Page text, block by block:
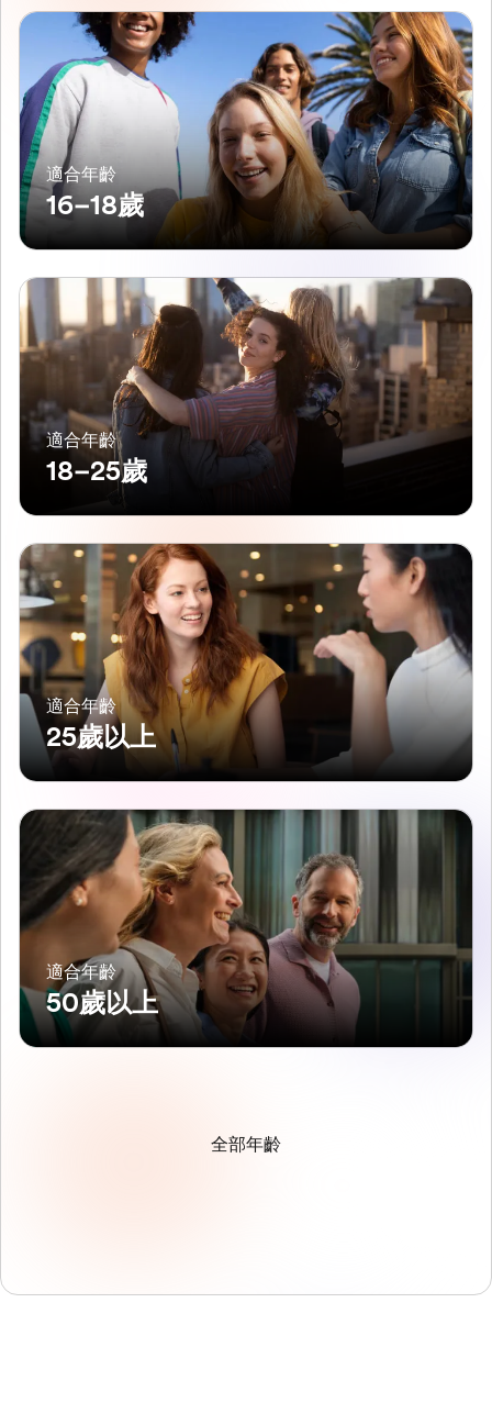
適合年齡
16–18歲
適合年齡
18–25歲
適合年齡
25歲以上
適合年齡
50歲以上
全部年齡